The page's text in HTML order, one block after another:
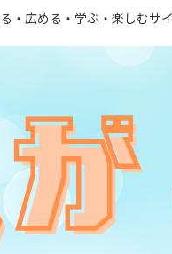
・広める・学ぶ・楽しむサ